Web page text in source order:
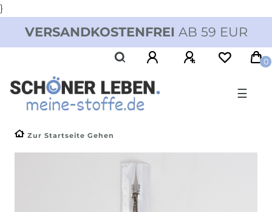
}
VERSANDKOSTENFREI AB 59 EUR
0
☰
Zur Startseite Gehen